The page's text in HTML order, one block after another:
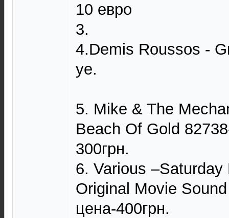
10 евро
3.
4.Demis Roussos -
уе.
5. Mike & The
Beach Of Gold
300грн.
6. Various
Original Movie
цена-400грн.